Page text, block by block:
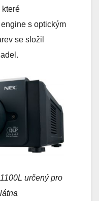
které
s optickým
se složil
určený pro